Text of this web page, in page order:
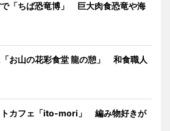
「ちば恐竜博」 巨大肉食恐竜や海
お山の花彩食堂 龍の憩」 和食職人
トカフェ「ito-mori」 編み物好きが